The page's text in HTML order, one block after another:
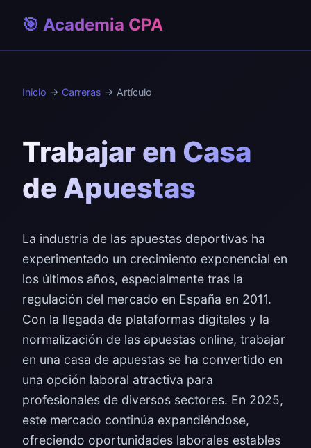
🎯 Academia CPA
Inicio → Carreras → Artículo
Trabajar en Casa
de Apuestas
La industria de las apuestas deportivas ha
experimentado un crecimiento exponencial en
los últimos años, especialmente tras la
regulación del mercado en España en 2011.
Con la llegada de plataformas digitales y la
normalización de las apuestas online, trabajar
en una casa de apuestas se ha convertido en
una opción laboral atractiva para
profesionales de diversos sectores. En 2025,
este mercado continúa expandiéndose,
ofreciendo oportunidades laborales estables